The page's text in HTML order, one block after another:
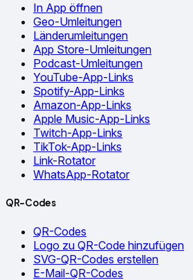
In App öffnen
Geo-Umleitungen
Länderumleitungen
App Store-Umleitungen
Podcast-Umleitungen
YouTube-App-Links
Spotify-App-Links
Amazon-App-Links
Apple Music-App-Links
Twitch-App-Links
TikTok-App-Links
Link-Rotator
WhatsApp-Rotator
QR-Codes
QR-Codes
Logo zu QR-Code hinzufügen
SVG-QR-Codes erstellen
E-Mail-QR-Codes